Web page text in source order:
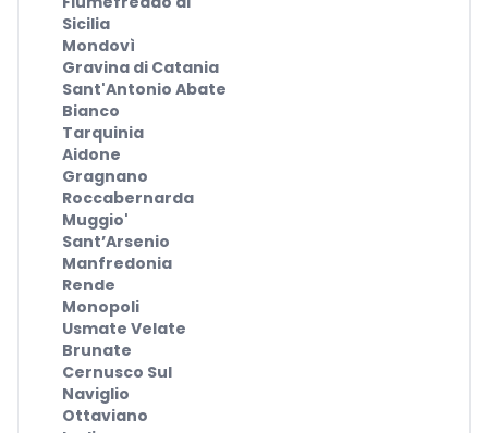
Sicilia
Mondovì
Gravina di Catania
Sant'Antonio Abate
Bianco
Tarquinia
Aidone
Gragnano
Roccabernarda
Muggio'
Sant’Arsenio
Manfredonia
Rende
Monopoli
Usmate Velate
Brunate
Cernusco Sul
Naviglio
Ottaviano